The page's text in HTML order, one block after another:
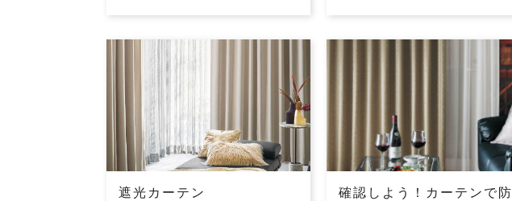
遮光カーテン
確認しよう！カーテンで防